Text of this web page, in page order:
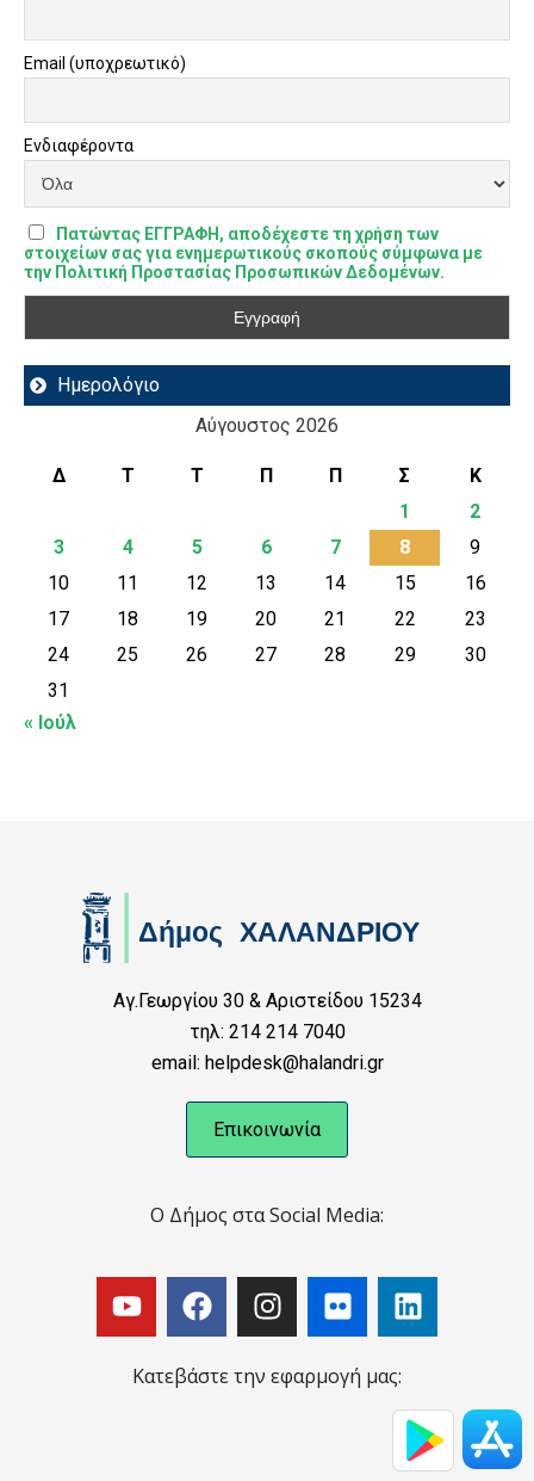
Email (υποχρεωτικό)
Ενδιαφέροντα
Πατώντας ΕΓΓΡΑΦΗ, αποδέχεστε τη χρήση των
στοιχείων σας για ενημερωτικούς σκοπούς σύμφωνα με
την Πολιτική Προστασίας Προσωπικών Δεδομένων.
Ημερολόγιο
Αύγουστος 2026
Δ Τ Τ Π Π Σ
Κ
1
2
3
4 5 6 7 8
9
10
11 12 13 14 15
16
17
18 19 20 21 22
23
24
25 26 27 28 29
30
31
« Ιούλ
Αγ.Γεωργίου 30 & Αριστείδου 15234
τηλ: 214 214 7040
email: helpdesk@halandri.gr
Επικοινωνία
Ο Δήμος στα Social Media:
Κατεβάστε την εφαρμογή μας: